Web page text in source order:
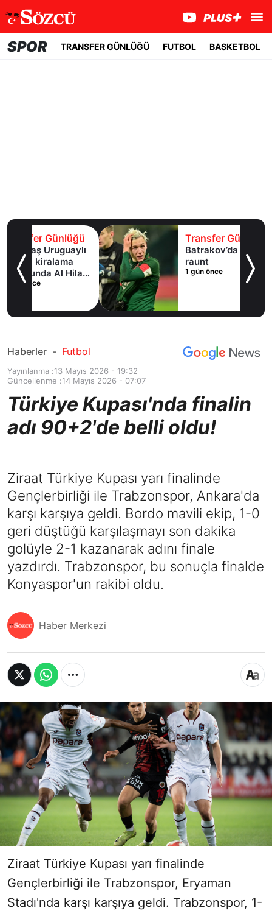
SPOR TRANSFER GÜNLÜĞÜ FUTBOL BASKETBOL
Transfer Günlüğü
Batrakov’da ikinci
raunt
1 gün önce
Haberler - Futbol
Yayınlanma :13 Mayıs 2026 - 19:32
Güncellenme :14 Mayıs 2026 - 07:07
Türkiye Kupası'nda finalin
adı 90+2'de belli oldu!
Ziraat Türkiye Kupası yarı finalinde
Gençlerbirliği ile Trabzonspor, Ankara'da
karşı karşıya geldi. Bordo mavili ekip, 1-0
geri düştüğü karşılaşmayı son dakika
golüyle 2-1 kazanarak adını finale
yazdırdı. Trabzonspor, bu sonuçla finalde
Konyaspor'un rakibi oldu.
Haber Merkezi
Ziraat Türkiye Kupası yarı finalinde
Gençlerbirliği ile Trabzonspor, Eryaman
Stadı'nda karşı karşıya geldi. Trabzonspor, 1-